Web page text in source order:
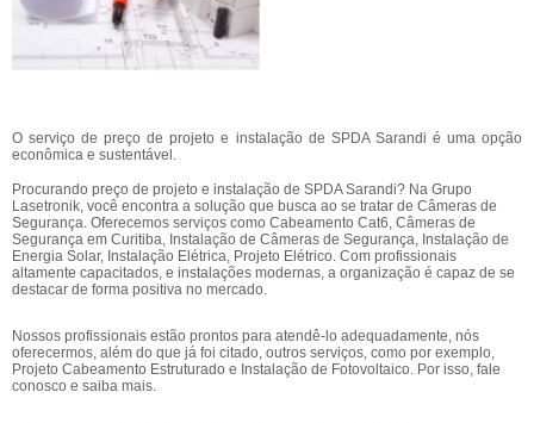
O serviço de preço de projeto e instalação de SPDA Sarandi é uma opção
econômica e sustentável.
Procurando preço de projeto e instalação de SPDA Sarandi? Na Grupo
Lasetronik, você encontra a solução que busca ao se tratar de Câmeras de
Segurança. Oferecemos serviços como Cabeamento Cat6, Câmeras de
Segurança em Curitiba, Instalação de Câmeras de Segurança, Instalação de
Energia Solar, Instalação Elétrica, Projeto Elétrico. Com profissionais
altamente capacitados, e instalações modernas, a organização é capaz de se
destacar de forma positiva no mercado.
Nossos profissionais estão prontos para atendê-lo adequadamente, nós
oferecermos, além do que já foi citado, outros serviços, como por exemplo,
Projeto Cabeamento Estruturado e Instalação de Fotovoltaico. Por isso, fale
conosco e saiba mais.